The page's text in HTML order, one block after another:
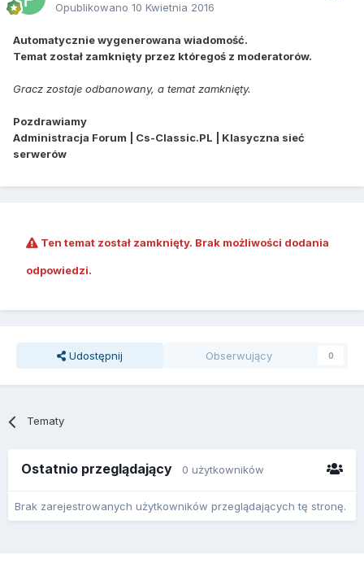
Opublikowano 10 Kwietnia 2016
Automatycznie wygenerowana wiadomość.
Temat został zamknięty przez któregoś z moderatorów.
Gracz zostaje odbanowany, a temat zamknięty.
Pozdrawiamy
Administracja Forum | Cs-Classic.PL | Klasyczna sieć
serwerów
Ten temat został zamknięty. Brak możliwości dodania
odpowiedzi.
Udostępnij Obserwujący 0
Tematy
Ostatnio przeglądający 0 użytkowników
Brak zarejestrowanych użytkowników przeglądających tę stronę.